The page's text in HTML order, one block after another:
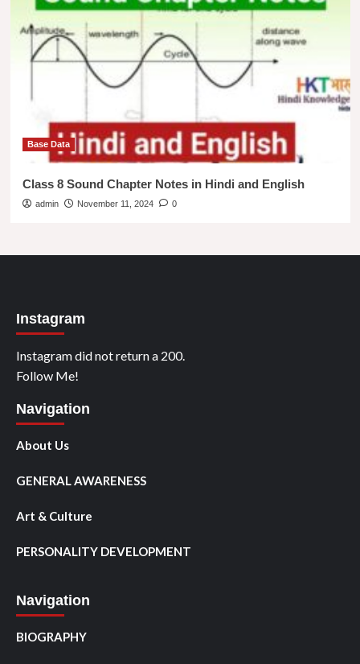
Base Data
Class 8 Sound Chapter Notes in Hindi and English
admin November 11, 2024 0
Instagram
Instagram did not return a 200.
Follow Me!
Navigation
About Us
GENERAL AWARENESS
Art & Culture
PERSONALITY DEVELOPMENT
Navigation
BIOGRAPHY